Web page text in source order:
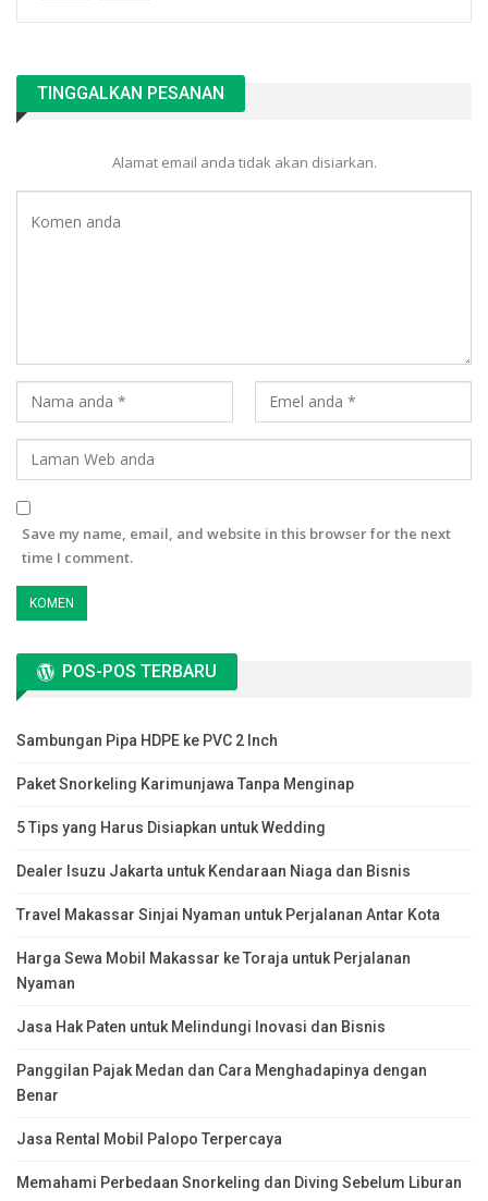
TINGGALKAN PESANAN
Alamat email anda tidak akan disiarkan.
Save my name, email, and website in this browser for the next
time I comment.
POS-POS TERBARU
Sambungan Pipa HDPE ke PVC 2 Inch
Paket Snorkeling Karimunjawa Tanpa Menginap
5 Tips yang Harus Disiapkan untuk Wedding
Dealer Isuzu Jakarta untuk Kendaraan Niaga dan Bisnis
Travel Makassar Sinjai Nyaman untuk Perjalanan Antar Kota
Harga Sewa Mobil Makassar ke Toraja untuk Perjalanan
Nyaman
Jasa Hak Paten untuk Melindungi Inovasi dan Bisnis
Panggilan Pajak Medan dan Cara Menghadapinya dengan
Benar
Jasa Rental Mobil Palopo Terpercaya
Memahami Perbedaan Snorkeling dan Diving Sebelum Liburan